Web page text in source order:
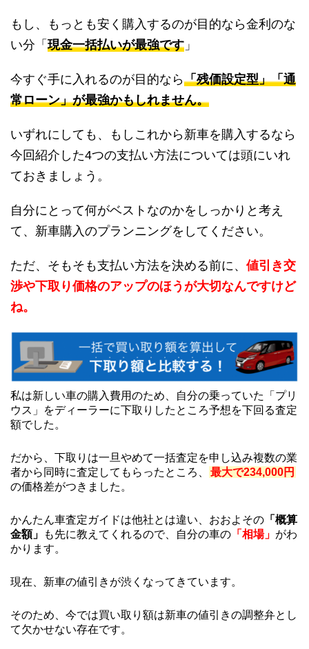
もし、もっとも安く購入するのが目的なら金利のな
い分「 現金一括払いが最強です 」
今すぐ手に入れるのが目的なら「残価設定型」「通
常ローン」が最強かもしれません。
いずれにしても、もしこれから新車を購入するなら
今回紹介した4つの支払い方法については頭にいれ
ておきましょう。
自分にとって何がベストなのかをしっかりと考え
て、新車購入のプランニングをしてください。
ただ、そもそも支払い方法を決める前に、 値引き交
渉や下取り価格のアップのほうが大切なんですけど
ね。
私は新しい車の購入費用のため、自分の乗っていた「プリ
ウス」をディーラーに下取りしたところ予想を下回る査定
額でした。
だから、下取りは一旦やめて一括査定を申し込み複数の業
者から同時に査定してもらったところ、
最大で234,000円
の価格差がつきました。
かんたん車査定ガイドは他社とは違い、おおよその 「概算
金額」
も先に教えてくれるので、自分の車の 「相場」 がわ
かります。
現在、新車の値引きが渋くなってきています。
そのため、今では買い取り額は新車の値引きの調整弁とし
て欠かせない存在です。